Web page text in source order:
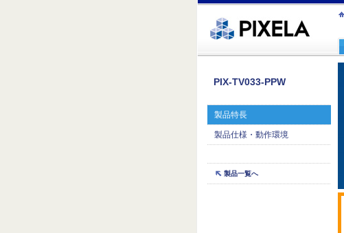
ｸ蜀�ｒ遘ｻ蜍輔☆繧九◆繧√�繝ｪ繝ｳ繧ｯ縺ｧ縺吶�
PIX-TV033-PPW
製品特長
製品仕様・動作環境
製品一覧へ